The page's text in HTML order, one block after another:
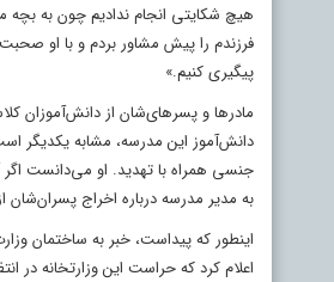
هیچ شکایتی انجام ندادیم چون به
فرزندم را پیش مشاور بردم و با او
پیگیری کنیم.»
مادرها و پسرهای‌شان از دانش‌آموزان
دانش‌آموز این مدرسه، مشابه یکدیگر
جنسی همراه با تهدید. او می‌دانست
به مدیر مدرسه درباره اخراج
اینطور که پیداست، خبر به ساختمان
اعلام کرد که حراست این وزارتخانه